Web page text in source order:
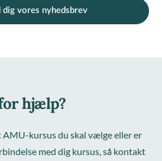
dig vores nyhedsbrev
hjælp?
AMU-kursus du skal vælge eller er
med dig kursus, så kontakt